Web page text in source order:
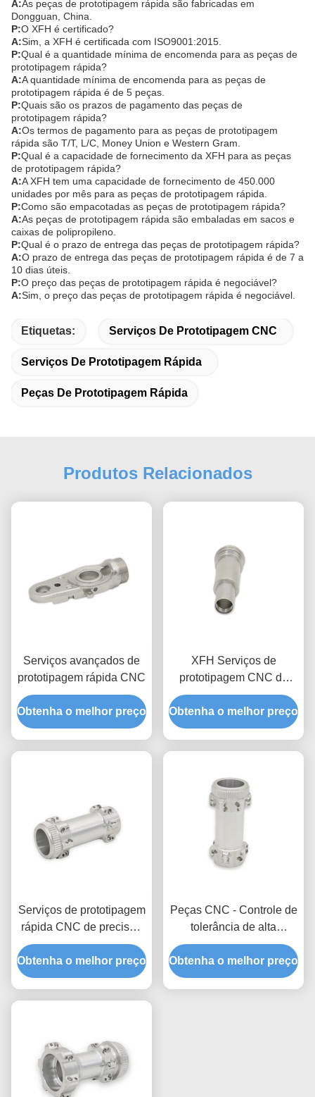
A:As peças de prototipagem rápida são fabricadas em
Dongguan, China.
P:O XFH é certificado?
A:Sim, a XFH é certificada com ISO9001:2015.
P:Qual é a quantidade mínima de encomenda para as peças de
prototipagem rápida?
A:A quantidade mínima de encomenda para as peças de
prototipagem rápida é de 5 peças.
P:Quais são os prazos de pagamento das peças de
prototipagem rápida?
A:Os termos de pagamento para as peças de prototipagem
rápida são T/T, L/C, Money Union e Western Gram.
P:Qual é a capacidade de fornecimento da XFH para as peças
de prototipagem rápida?
A:A XFH tem uma capacidade de fornecimento de 450.000
unidades por mês para as peças de prototipagem rápida.
P:Como são empacotadas as peças de prototipagem rápida?
A:As peças de prototipagem rápida são embaladas em sacos e
caixas de polipropileno.
P:Qual é o prazo de entrega das peças de prototipagem rápida?
A:O prazo de entrega das peças de prototipagem rápida é de 7 a
10 dias úteis.
P:O preço das peças de prototipagem rápida é negociável?
A:Sim, o preço das peças de prototipagem rápida é negociável.
Etiquetas: Serviços De Prototipagem CNC
Serviços De Prototipagem Rápida
Peças De Prototipagem Rápida
Produtos Relacionados
Serviços avançados de
prototipagem rápida CNC
Obtenha o melhor preço
XFH Serviços de
prototipagem CNC de
precisão Peças metálicas
personalizadas
Anodizando Polir
Obtenha o melhor preço
Serviços de prototipagem
rápida CNC de precisão
Tolerância personalizada
Várias opções de
acabamento
Obtenha o melhor preço
Peças CNC - Controle de
tolerância de alta
precisão (± 0,005 mm)
Serviços OEM
personalizados
Obtenha o melhor preço